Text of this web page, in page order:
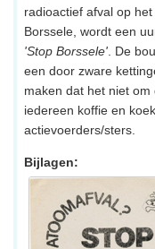
radioactief afval op
Borssele, wordt een
'Stop Borssele' . De
een door zware
maken dat het niet
iedereen koffie en
actievoerders/sters.
Bijlagen: